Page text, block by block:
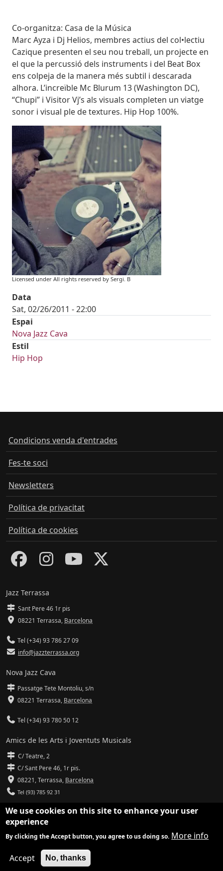
Subtitol
Co-organitza: Casa de la Música
Body
Marc Ayza i Dj Helios, membres actius del col•lectiu
Cazique presenten el seu nou treball, un projecte en
el que la percussió dels instruments i del Beat Box
ens colpeja de la manera més subtil i descarada
alhora. L’increïble Mc Blurum 13 (Washington DC),
“Chupi” i Visitor Vj’s als visuals completen un viatge
sonor i visual ple de textures. Hip Hop 100%.
Imatges
Image
Licensed under All rights reserved by Sergi. B
Data
Sat, 02/26/2011 - 22:00
Espai
Nova Jazz Cava
Estil
Hip Hop
Condicions venda d'entrades
Fes-te soci
Newsletters
Política de privacitat
Política de cookies
Jazz Terrassa
Sant Pere 46 1r pis
08221 Terrassa, Barcelona
Tel (+34) 93 786 27 09
info@jazzterrassa.org
Nova Jazz Cava
Passatge Tete Montoliu, s/n
08221 Terrassa, Barcelona
Tel (+34) 93 780 50 12
Amics de les Arts i Joventuts Musicals
C/ Teatre, 2
C/ Sant Pere 46, 1r pis.
08221,Terrassa, Barcelona
Tel (93) 785 92 31
info@amicsdelesarts-jjmm.cat
www.amicsdelesarts-jjmm.cat
Adaptació de
We use cookies on this site to enhance your user
experience
By clicking the Accept button, you agree to us doing so. More info
Accept No, thanks